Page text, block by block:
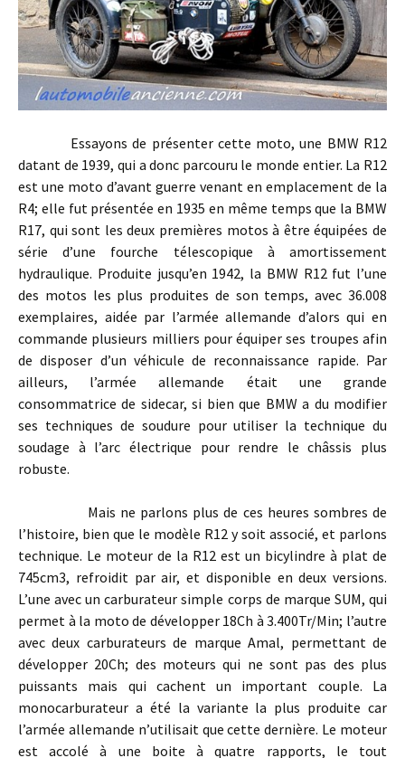
Essayons de présenter cette moto, une BMW R12
datant de 1939, qui a donc parcouru le monde entier. La R12
est une moto d’avant guerre venant en emplacement de la
R4; elle fut présentée en 1935 en même temps que la BMW
R17, qui sont les deux premières motos à être équipées de
série d’une fourche télescopique à amortissement
hydraulique. Produite jusqu’en 1942, la BMW R12 fut l’une
des motos les plus produites de son temps, avec 36.008
exemplaires, aidée par l’armée allemande d’alors qui en
commande plusieurs milliers pour équiper ses troupes afin
de disposer d’un véhicule de reconnaissance rapide. Par
ailleurs, l’armée allemande était une grande
consommatrice de sidecar, si bien que BMW a du modifier
ses techniques de soudure pour utiliser la technique du
soudage à l’arc électrique pour rendre le châssis plus
robuste.
Mais ne parlons plus de ces heures sombres de
l’histoire, bien que le modèle R12 y soit associé, et parlons
technique. Le moteur de la R12 est un bicylindre à plat de
745cm3, refroidit par air, et disponible en deux versions.
L’une avec un carburateur simple corps de marque SUM, qui
permet à la moto de développer 18Ch à 3.400Tr/Min; l’autre
avec deux carburateurs de marque Amal, permettant de
développer 20Ch; des moteurs qui ne sont pas des plus
puissants mais qui cachent un important couple. La
monocarburateur a été la variante la plus produite car
l’armée allemande n’utilisait que cette dernière. Le moteur
est accolé à une boite à quatre rapports, le tout